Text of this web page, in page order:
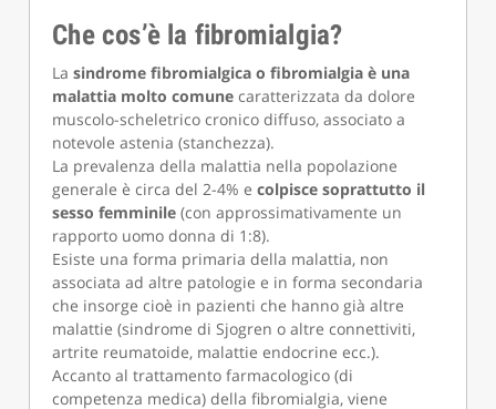
Che cos’è la fibromialgia?
Lasindrome fibromialgica o fibromialgia è una
malattia molto comunecaratterizzata da dolore
muscolo-scheletrico cronico diffuso, associato a
notevole astenia (stanchezza).
La prevalenza della malattia nella popolazione
generale è circa del 2-4% ecolpisce soprattutto il
sesso femminile (con approssimativamente un
rapporto uomo donna di 1:8).
Esiste una forma primaria della malattia, non
associata ad altre patologie e in forma secondaria
che insorge cioè in pazienti che hanno già altre
malattie (sindrome di Sjogren o altre connettiviti,
artrite reumatoide, malattie endocrine ecc.).
Accanto al trattamento farmacologico (di
competenza medica) della fibromialgia, viene